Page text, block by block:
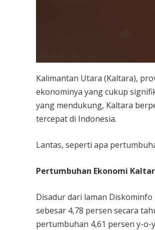
Kalimantan Utara (Kaltara),
ekonominya yang cukup
yang mendukung, Kaltara
tercepat di Indonesia.
Lantas, seperti apa
Pertumbuhan Ekonomi
Disadur dari laman
sebesar 4,78 persen secara
pertumbuhan 4,61 persen y-o-